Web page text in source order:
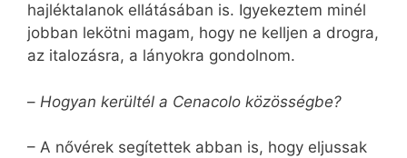
hajléktalanok ellátásában is. Igyekeztem minél
jobban lekötni magam, hogy ne kelljen a drogra,
az italozásra, a lányokra gondolnom.
– Hogyan kerültél a Cenacolo közösségbe?
– A nővérek segítettek abban is, hogy eljussak